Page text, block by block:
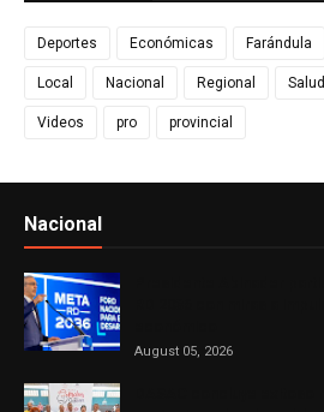
Deportes Económicas Farándula
Local Nacional Regional Salud
Videos pro provincial
Nacional
August 05, 2026